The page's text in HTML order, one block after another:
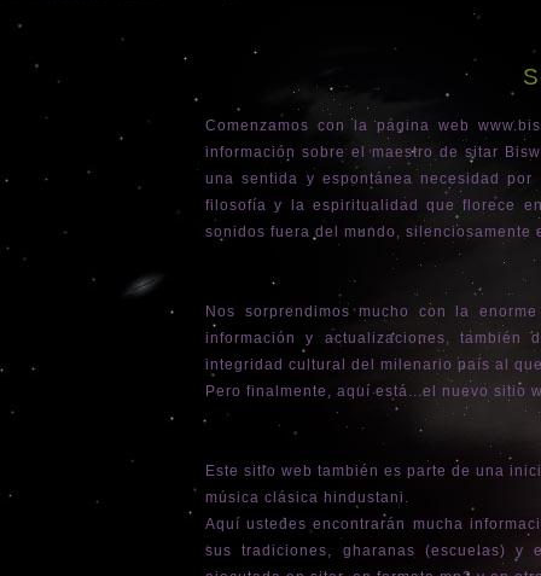
Comenzamos con la página web
información sobre el maestro de sitar
una sentida y espontánea necesidad
filosofía y la espiritualidad que florece
sonidos fuera del mundo,
Nos sorprendimos mucho con la
información y actualizaciones,
integridad cultural del milenario país al
Pero finalmente, aquí está...el nuevo sitio
Este sitio web también es parte de una
música clásica hindustani.
Aquí ustedes encontrarán mucha
sus tradiciones, gharanas (escuelas)